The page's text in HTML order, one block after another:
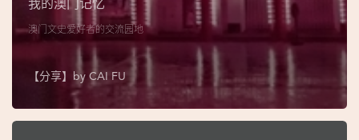
地
阁
我的澳门记忆
澳门文史爱好者的交流园地
【分享】by CAI FU